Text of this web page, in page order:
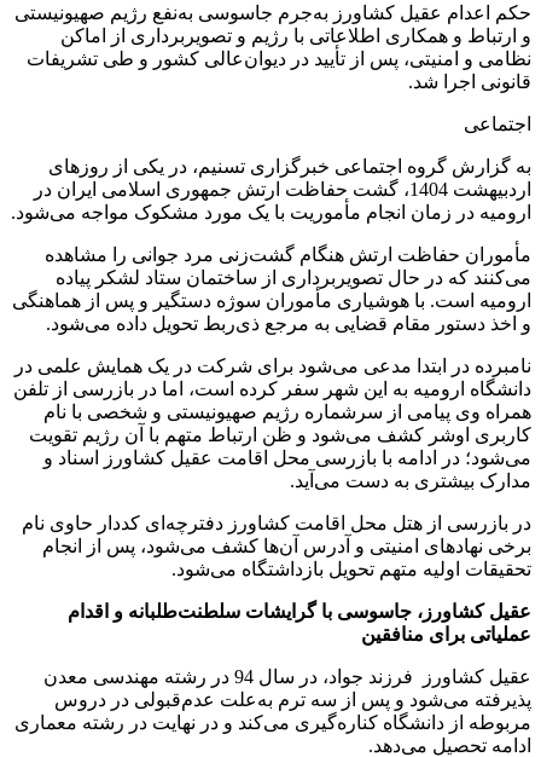
حکم اعدام عقیل کشاورز به‌جرم جاسوسی به‌نفع رژیم صهیونیستی
و ارتباط و همکاری اطلاعاتی با رژیم و تصویربرداری از اماکن
نظامی و امنیتی، پس از تأیید در دیوان‌عالی کشور و طی تشریفات
قانونی اجرا شد.
اجتماعی
به گزارش گروه اجتماعی خبرگزاری تسنیم، در یکی از روزهای
اردبیهشت 1404، گشت حفاظت ارتش جمهوری اسلامی ایران در
ارومیه در زمان انجام مأموریت با یک مورد مشکوک مواجه می‌شود.
مأموران حفاظت ارتش هنگام گشت‌زنی مرد جوانی را مشاهده
می‌کنند که در حال تصویربرداری از ساختمان ستاد لشکر پیاده
ارومیه است. با هوشیاری مأموران سوژه دستگیر و پس از هماهنگی
و اخذ دستور مقام قضایی به مرجع ذی‌ربط تحویل داده می‌شود.
نامبرده در ابتدا مدعی می‌شود برای شرکت در یک همایش علمی در
دانشگاه ارومیه به این شهر سفر کرده است، اما در بازرسی از تلفن
همراه وی پیامی از سرشماره رژیم صهیونیستی و شخصی با نام
کاربری اوشر کشف می‌شود و ظن ارتباط متهم با آن رژیم تقویت
می‌شود؛ در ادامه با بازرسی محل اقامت عقیل کشاورز اسناد و
مدارک بیشتری به دست می‌آید.
در بازرسی از هتل محل اقامت کشاورز دفترچه‌ای کددار حاوی نام
برخی نهادهای امنیتی و آدرس آن‌ها کشف می‌شود، پس از انجام
تحقیقات اولیه متهم تحویل بازداشتگاه می‌شود.
عقیل کشاورز، جاسوسی با گرایشات سلطنت‌طلبانه و اقدام
عملیاتی برای منافقین
عقیل کشاورز فرزند جواد، در سال 94 در رشته مهندسی معدن
پذیرفته می‌شود و پس از سه ترم به‌علت عدم‌قبولی در دروس
مربوطه از دانشگاه کناره‌گیری می‌کند و در نهایت در رشته معماری
ادامه تحصیل می‌دهد.